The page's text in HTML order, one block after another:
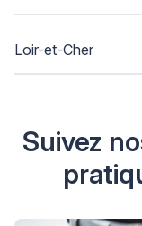
Loir-et-Cher
Suivez